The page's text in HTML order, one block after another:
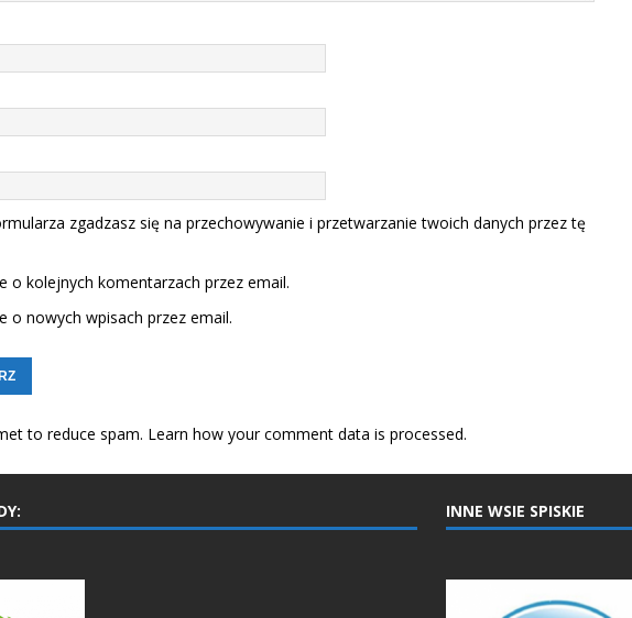
zgadzasz się na przechowywanie i przetwarzanie twoich danych przez tę
o kolejnych komentarzach przez email.
o nowych wpisach przez email.
to reduce spam. Learn how your comment data is processed.
INNE WSIE SPISKIE